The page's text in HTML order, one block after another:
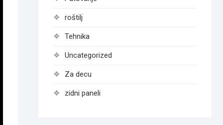
roštilj
Tehnika
Uncategorized
Za decu
zidni paneli